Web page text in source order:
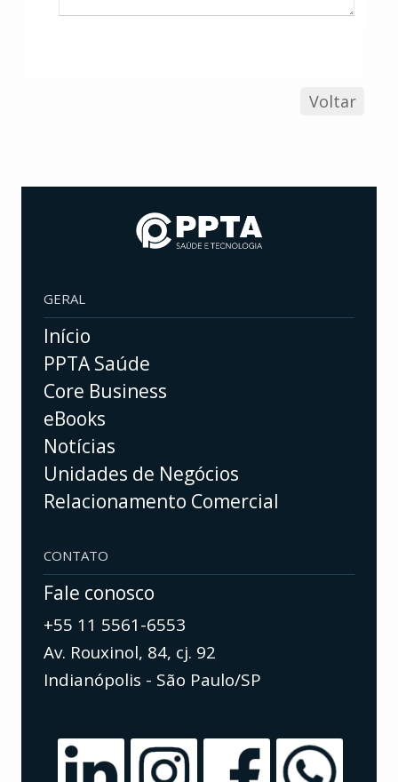
Voltar
GERAL
Início
PPTA Saúde
Core Business
eBooks
Notícias
Unidades de Negócios
Relacionamento Comercial
CONTATO
Fale conosco
+55 11 5561-6553
Av. Rouxinol, 84, cj. 92
Indianópolis - São Paulo/SP